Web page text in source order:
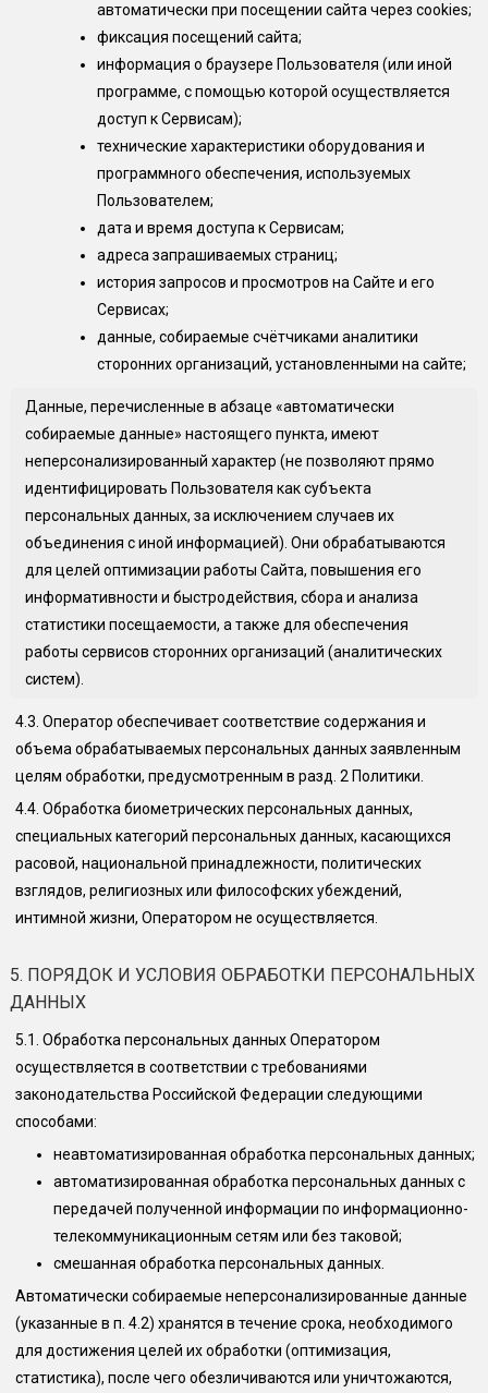
автоматически при посещении сайта через cookies;
фиксация посещений сайта;
информация о браузере Пользователя (или иной
программе, с помощью которой осуществляется
доступ к Сервисам);
технические характеристики оборудования и
программного обеспечения, используемых
Пользователем;
дата и время доступа к Сервисам;
адреса запрашиваемых страниц;
история запросов и просмотров на Сайте и его
Сервисах;
данные, собираемые счётчиками аналитики
сторонних организаций, установленными на сайте;
Данные, перечисленные в абзаце «автоматически
собираемые данные» настоящего пункта, имеют
неперсонализированный характер (не позволяют прямо
идентифицировать Пользователя как субъекта
персональных данных, за исключением случаев их
объединения с иной информацией). Они обрабатываются
для целей оптимизации работы Сайта, повышения его
информативности и быстродействия, сбора и анализа
статистики посещаемости, а также для обеспечения
работы сервисов сторонних организаций (аналитических
систем).
4.3. Оператор обеспечивает соответствие содержания и
объема обрабатываемых персональных данных заявленным
целям обработки, предусмотренным в разд. 2 Политики.
4.4. Обработка биометрических персональных данных,
специальных категорий персональных данных, касающихся
расовой, национальной принадлежности, политических
взглядов, религиозных или философских убеждений,
интимной жизни, Оператором не осуществляется.
5. ПОРЯДОК И УСЛОВИЯ ОБРАБОТКИ ПЕРСОНАЛЬНЫХ
ДАННЫХ
5.1. Обработка персональных данных Оператором
осуществляется в соответствии с требованиями
законодательства Российской Федерации следующими
способами:
неавтоматизированная обработка персональных данных;
автоматизированная обработка персональных данных с
передачей полученной информации по информационно-
телекоммуникационным сетям или без таковой;
смешанная обработка персональных данных.
Автоматически собираемые неперсонализированные данные
(указанные в п. 4.2) хранятся в течение срока, необходимого
для достижения целей их обработки (оптимизация,
статистика), после чего обезличиваются или уничтожаются,